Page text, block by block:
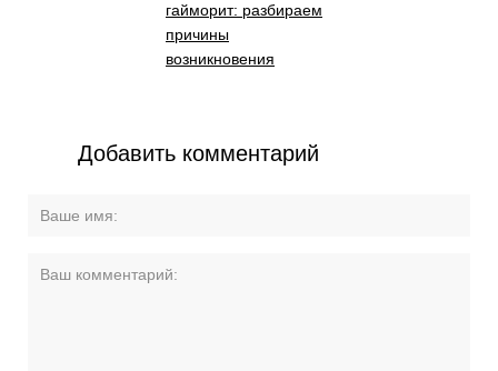
гайморит: разбираем
причины
возникновения
Добавить комментарий